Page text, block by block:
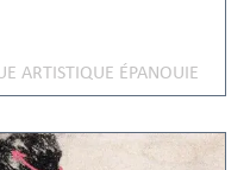
ARTISTIQUE ÉPANOUIE